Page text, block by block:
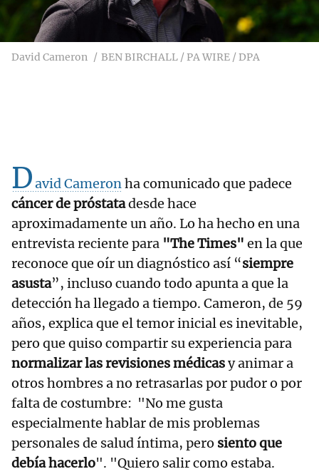
David Cameron BEN BIRCHALL / PA WIRE / DPA
David Cameronha comunicado que padece
cáncer de próstatadesde hace
aproximadamente un año. Lo ha hecho en una
entrevista reciente para "The Times" en la que
reconoce que oír un diagnóstico así “siempre
asusta”, incluso cuando todo apunta a que la
detección ha llegado a tiempo. Cameron, de 59
años, explica que el temor inicial es inevitable,
pero que quiso compartir su experiencia para
normalizar las revisiones médicasy animar a
otros hombres a no retrasarlas por pudor o por
falta de costumbre: "No me gusta
especialmente hablar de mis problemas
personales de salud íntima, pero siento que
debía hacerlo". "Quiero salir como estaba.